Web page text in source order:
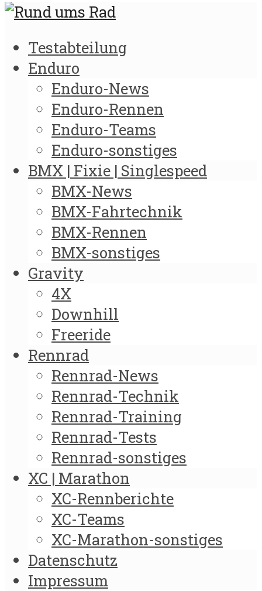
Testabteilung
Enduro
Enduro-News
Enduro-Rennen
Enduro-Teams
Enduro-sonstiges
BMX | Fixie | Singlespeed
BMX-News
BMX-Fahrtechnik
BMX-Rennen
BMX-sonstiges
Gravity
4X
Downhill
Freeride
Rennrad
Rennrad-News
Rennrad-Technik
Rennrad-Training
Rennrad-Tests
Rennrad-sonstiges
XC | Marathon
XC-Rennberichte
XC-Teams
XC-Marathon-sonstiges
Datenschutz
Impressum